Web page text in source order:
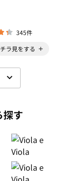
345件
チラ見をする
探す